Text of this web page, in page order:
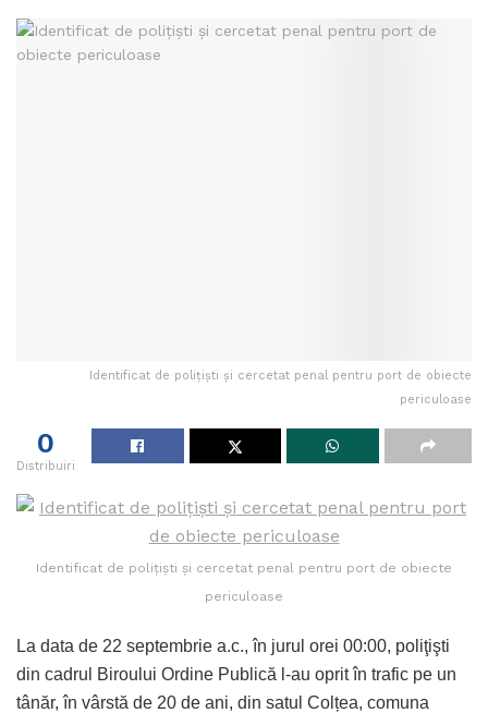
Identificat de poliţişti şi cercetat penal pentru port de obiecte
periculoase
0
Distribuiri
Identificat de poliţişti şi cercetat penal pentru port de obiecte
periculoase
La data de 22 septembrie a.c., în jurul orei 00:00, poliţişti
din cadrul Biroului Ordine Publică l-au oprit în trafic pe un
tânăr, în vârstă de 20 de ani, din satul Colțea, comuna